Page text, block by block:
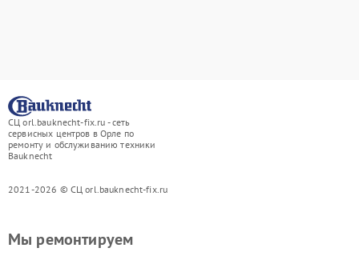
СЦ orl.bauknecht-fix.ru - сеть
сервисных центров в Орле по
ремонту и обслуживанию техники
Bauknecht
2021-2026 © СЦ orl.bauknecht-fix.ru
Мы ремонтируем